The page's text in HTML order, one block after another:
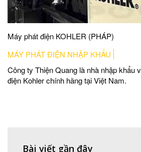
Máy phát điện KOHLER (PHÁP)
MÁY PHÁT ĐIỆN NHẬP KHẨU
Công ty Thiện Quang là nhà nhập khẩu
điện Kohler chính hãng tại Việt Nam.
Bài viết gần đây